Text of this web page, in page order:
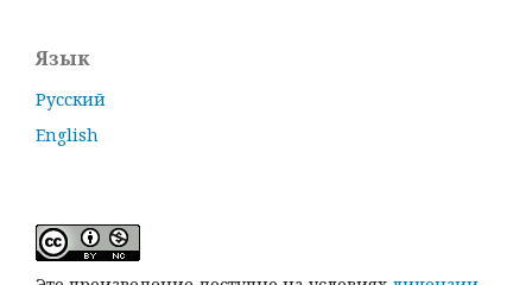
Язык
Русский
English